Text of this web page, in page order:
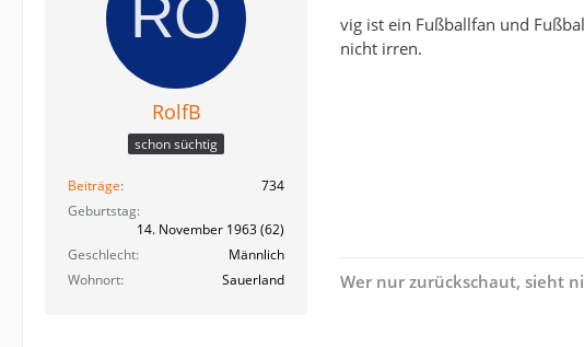
RolfB
schon süchtig
Beiträge
734
Geburtstag
14. November 1963 (62)
Geschlecht
Männlich
Wohnort
Sauerland
vig ist ein Fußballfan und
nicht irren.
Wer nur zurückschaut, sieht